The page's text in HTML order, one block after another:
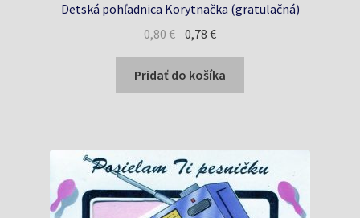
Detská pohľadnica Korytnačka (gratulačná)
0,80€ Pôvodná
bola:
0,80 €.
0,78€Aktuálna
je:
0,78 €.
Pridať do košíka